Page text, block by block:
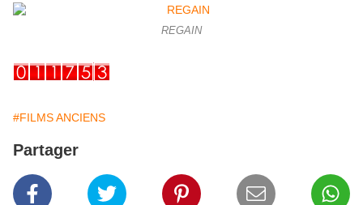
REGAIN
#FILMS ANCIENS
Partager